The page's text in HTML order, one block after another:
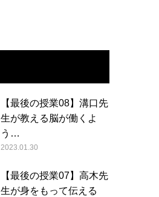
【最後の授業08】溝口先
生が教える脳が働くよ
う…
2023.01.30
【最後の授業07】高木先
生が身をもって伝える